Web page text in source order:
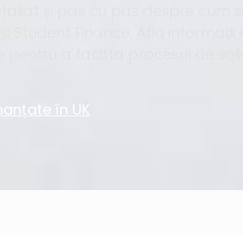
și pas cu pas despre cum
Student Finance. Află informații
în UK